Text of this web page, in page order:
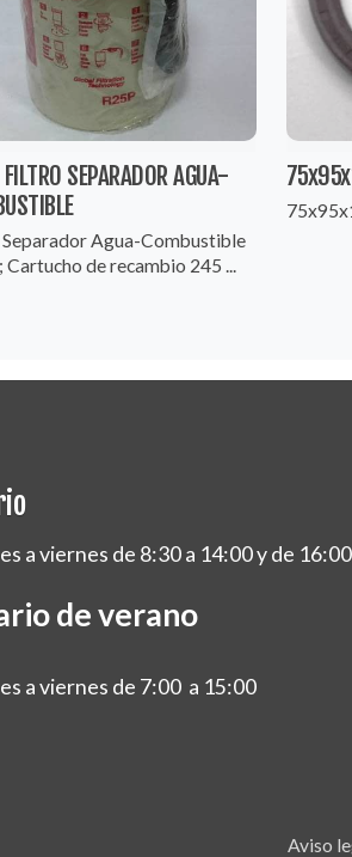
SEPARADOR AGUA-
Agua-Combustible
Cartucho de recambio 245 ...
a viernes de 8:30 a 14:00 y de
de verano
a viernes de 7:00 a 15:00
Aviso